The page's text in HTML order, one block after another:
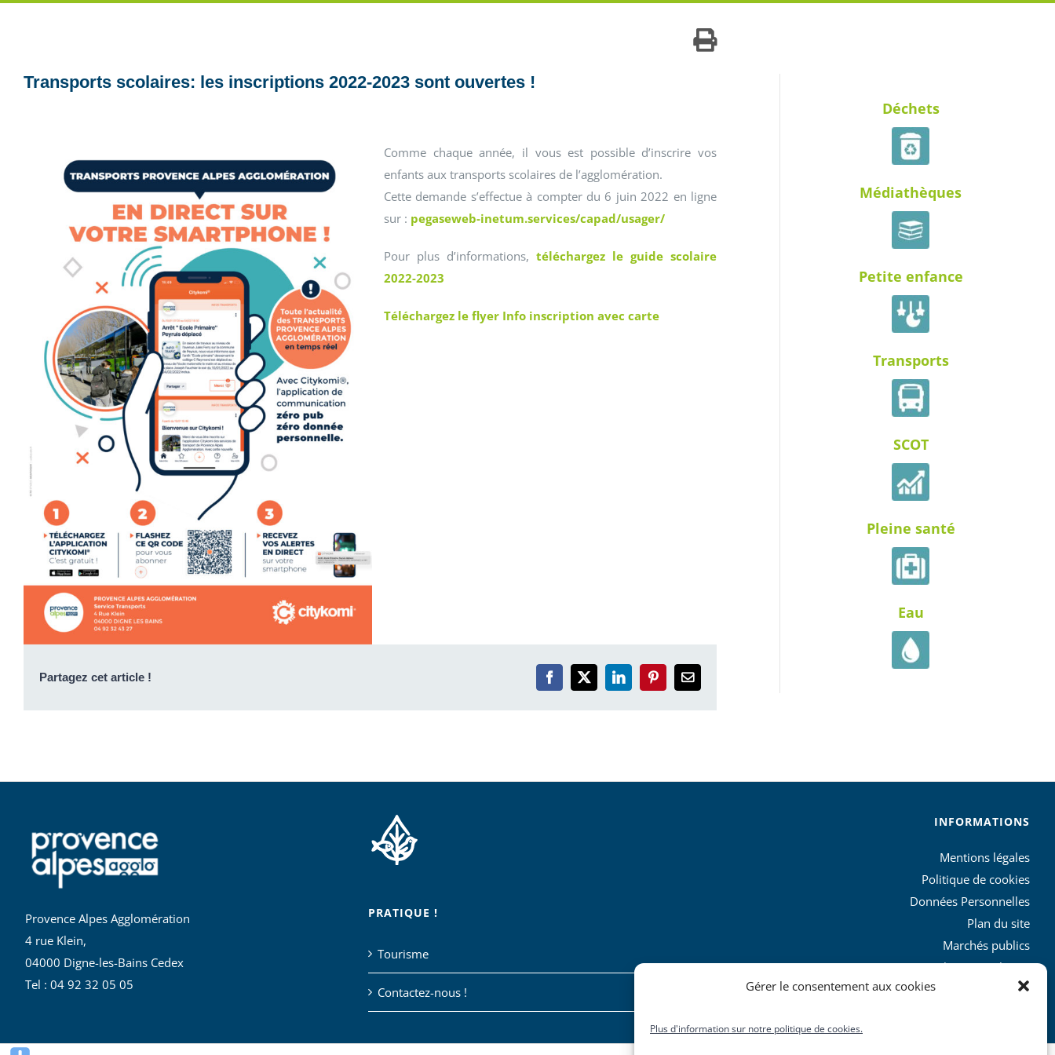
Gérer le consentement aux cookies
Plus d'information sur notre politique de cookies.
Transports scolaires: les inscriptions 2022-2023 sont ouvertes !
Comme chaque année, il vous est possible d’inscrire vos
enfants aux transports scolaires de l’agglomération.
Cette demande s’effectue à compter du 6 juin 2022 en ligne
sur : pegaseweb-inetum.services/capad/usager/
Pour plus d’informations, téléchargez le guide scolaire
2022-2023
Téléchargez le flyer Info inscription avec carte
Partagez cet article ! Facebook
X LinkedInPinterestEmail
Déchets
Médiathèques
Petite enfance
Transports
SCOT
Pleine santé
Eau
Provence Alpes Agglomération
4 rue Klein,
04000 Digne-les-Bains Cedex
Tel : 04 92 32 05 05
PRATIQUE !
Tourisme
Contactez-nous !
INFORMATIONS
Mentions légales
Politique de cookies
Données Personnelles
Plan du site
Marchés publics
Charte graphique
L’agglo recrute